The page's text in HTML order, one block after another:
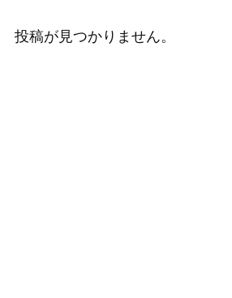
投稿が見つかりません。